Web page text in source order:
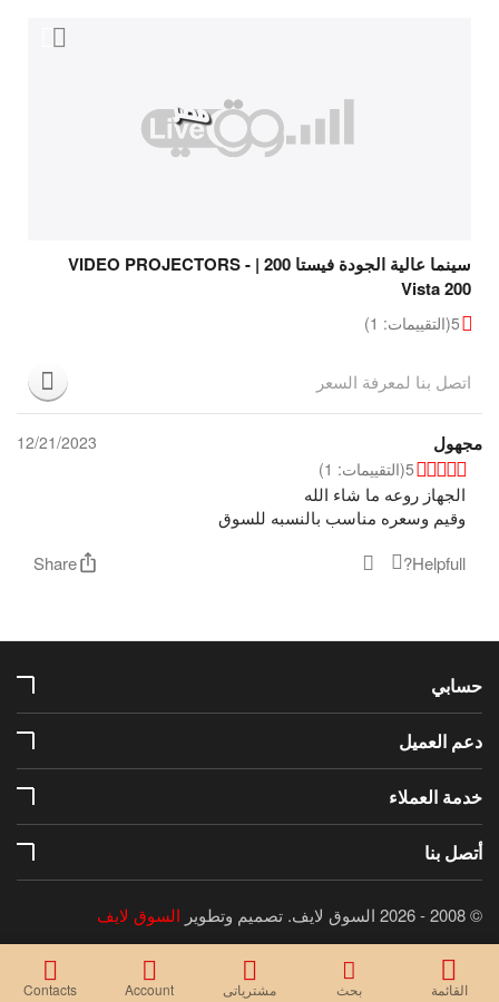
سينما عالية الجودة فيستا 200 | VIDEO PROJECTORS -
Vista 200
5(التقييمات: 1)
اتصل بنا لمعرفة السعر
مجهول
12/21/2023
5(التقييمات: 1)
الجهاز روعه ما شاء الله
وقيم وسعره مناسب بالنسبه للسوق
Helpfull?
Share
حسابي
دعم العميل
خدمة العملاء
أتصل بنا
© 2008 - 2026 السوق لايف. تصميم وتطوير السوق لايف
القائمة بحث مشترياتى Account
Contacts